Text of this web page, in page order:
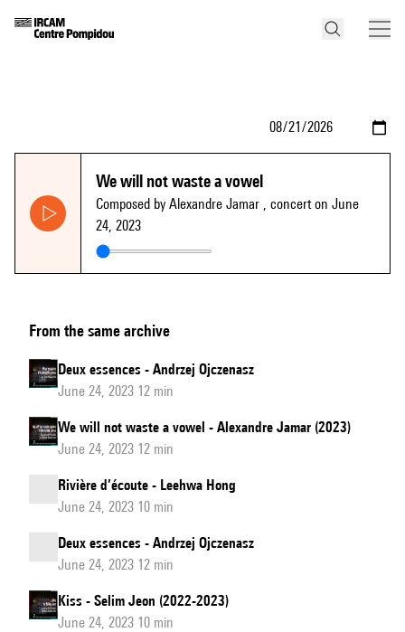
We will not waste a vowel
Composed by Alexandre Jamar , concert on June
24, 2023
From the same archive
Deux essences - Andrzej Ojczenasz
June 24, 2023 12 min
We will not waste a vowel - Alexandre Jamar (2023)
June 24, 2023 12 min
Rivière d’écoute - Leehwa Hong
June 24, 2023 10 min
Deux essences - Andrzej Ojczenasz
June 24, 2023 12 min
Kiss - Selim Jeon (2022-2023)
June 24, 2023 10 min